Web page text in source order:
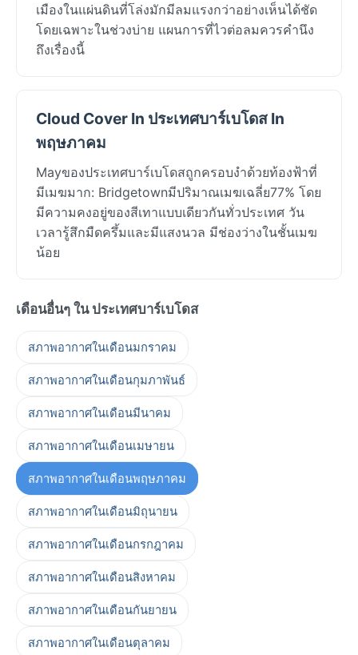
เมืองในแผ่นดินที่โล่งมักมีลมแรงกว่าอย่างเห็นได้ชัด
โดยเฉพาะในช่วงบ่าย แผนการที่ไวต่อลมควรคำนึง
ถึงเรื่องนี้
Cloud Cover In ประเทศบาร์เบโดส In
พฤษภาคม
Mayของประเทศบาร์เบโดสถูกครอบงำด้วยท้องฟ้าที่
มีเมฆมาก: Bridgetownมีปริมาณเมฆเฉลี่ย77% โดย
มีความคงอยู่ของสีเทาแบบเดียวกันทั่วประเทศ วัน
เวลารู้สึกมืดครึ้มและมีแสงนวล มีช่องว่างในชั้นเมฆ
น้อย
เดือนอื่นๆ ใน ประเทศบาร์เบโดส
สภาพอากาศในเดือนมกราคม
สภาพอากาศในเดือนกุมภาพันธ์
สภาพอากาศในเดือนมีนาคม
สภาพอากาศในเดือนเมษายน
สภาพอากาศในเดือนพฤษภาคม
สภาพอากาศในเดือนมิถุนายน
สภาพอากาศในเดือนกรกฎาคม
สภาพอากาศในเดือนสิงหาคม
สภาพอากาศในเดือนกันยายน
สภาพอากาศในเดือนตุลาคม